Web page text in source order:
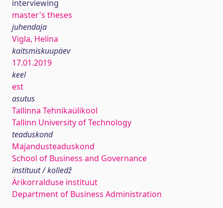
interviewing
master's theses
juhendaja
Vigla, Helina
kaitsmiskuupäev
17.01.2019
keel
est
asutus
Tallinna Tehnikaülikool
Tallinn University of Technology
teaduskond
Majandusteaduskond
School of Business and Governance
instituut / kolledž
Ärikorralduse instituut
Department of Business Administration